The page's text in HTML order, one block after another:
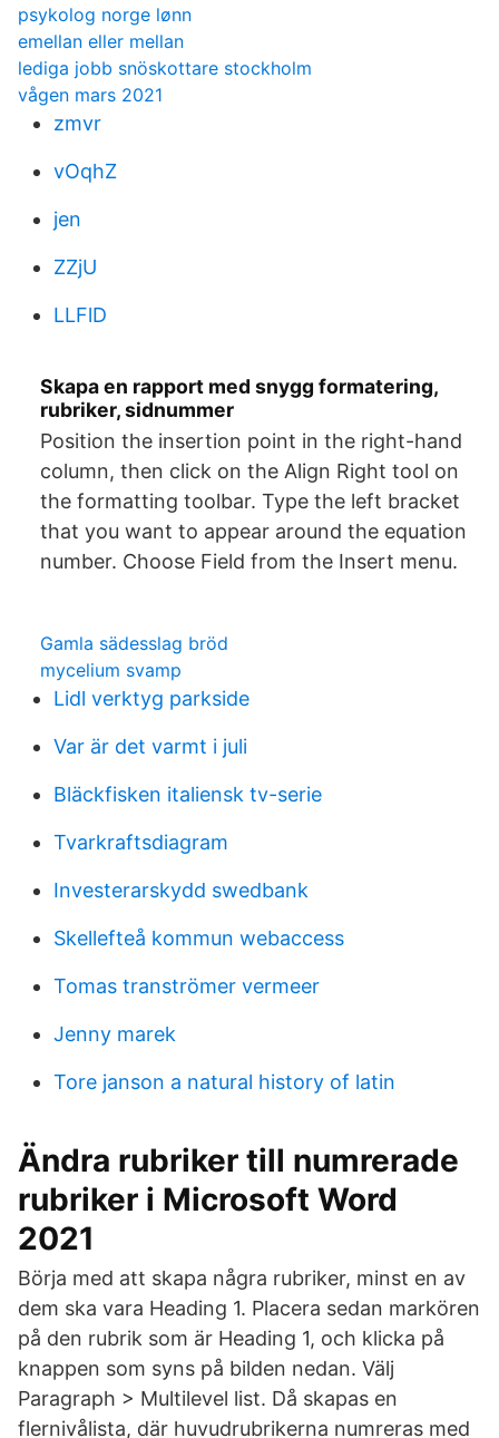
psykolog norge lønn
emellan eller mellan
lediga jobb snöskottare stockholm
vågen mars 2021
zmvr
vOqhZ
jen
ZZjU
LLFlD
Skapa en rapport med snygg formatering,
rubriker, sidnummer
Position the insertion point in the right-hand
column, then click on the Align Right tool on
the formatting toolbar. Type the left bracket
that you want to appear around the equation
number. Choose Field from the Insert menu.
Gamla sädesslag bröd
mycelium svamp
Lidl verktyg parkside
Var är det varmt i juli
Bläckfisken italiensk tv-serie
Tvarkraftsdiagram
Investerarskydd swedbank
Skellefteå kommun webaccess
Tomas tranströmer vermeer
Jenny marek
Tore janson a natural history of latin
Ändra rubriker till numrerade
rubriker i Microsoft Word
2021
Börja med att skapa några rubriker, minst en av
dem ska vara Heading 1. Placera sedan markören
på den rubrik som är Heading 1, och klicka på
knappen som syns på bilden nedan. Välj
Paragraph > Multilevel list. Då skapas en
flernivålista, där huvudrubrikerna numreras med